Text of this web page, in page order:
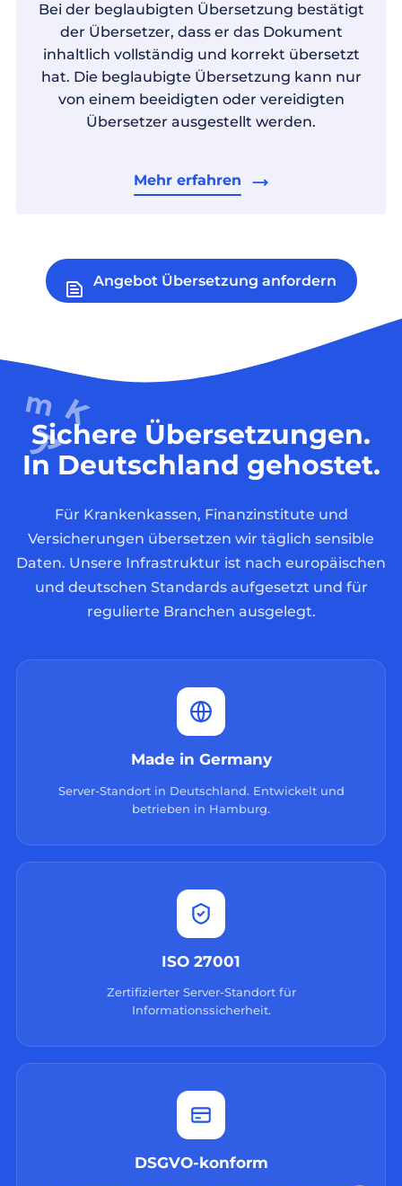
Bei der beglaubigten Übersetzung bestätigt
der Übersetzer, dass er das Dokument
inhaltlich vollständig und korrekt übersetzt
hat. Die beglaubigte Übersetzung kann nur
von einem beeidigten oder vereidigten
Übersetzer ausgestellt werden.
Mehr erfahren
Angebot Übersetzung anfordern
Sichere Übersetzungen.
In Deutschland gehostet.
Für Krankenkassen, Finanzinstitute und
Versicherungen übersetzen wir täglich sensible
Daten. Unsere Infrastruktur ist nach europäischen
und deutschen Standards aufgesetzt und für
regulierte Branchen ausgelegt.
Made in Germany
Server-Standort in Deutschland. Entwickelt und
betrieben in Hamburg.
ISO 27001
Zertifizierter Server-Standort für
Informationssicherheit.
DSGVO-konform